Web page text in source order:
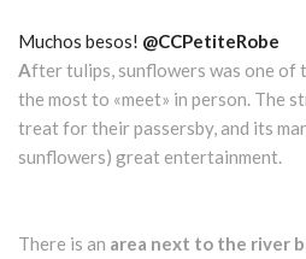
Muchos besos! @CCPetiteRobe
After tulips, sunflowers was one of
the most to «meet» in person. The
treat for their passersby, and its
sunflowers) great entertainment.
There is an area next to the river